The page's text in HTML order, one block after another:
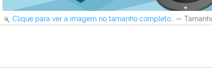
Clique para ver a imagem no tamanho completo… —